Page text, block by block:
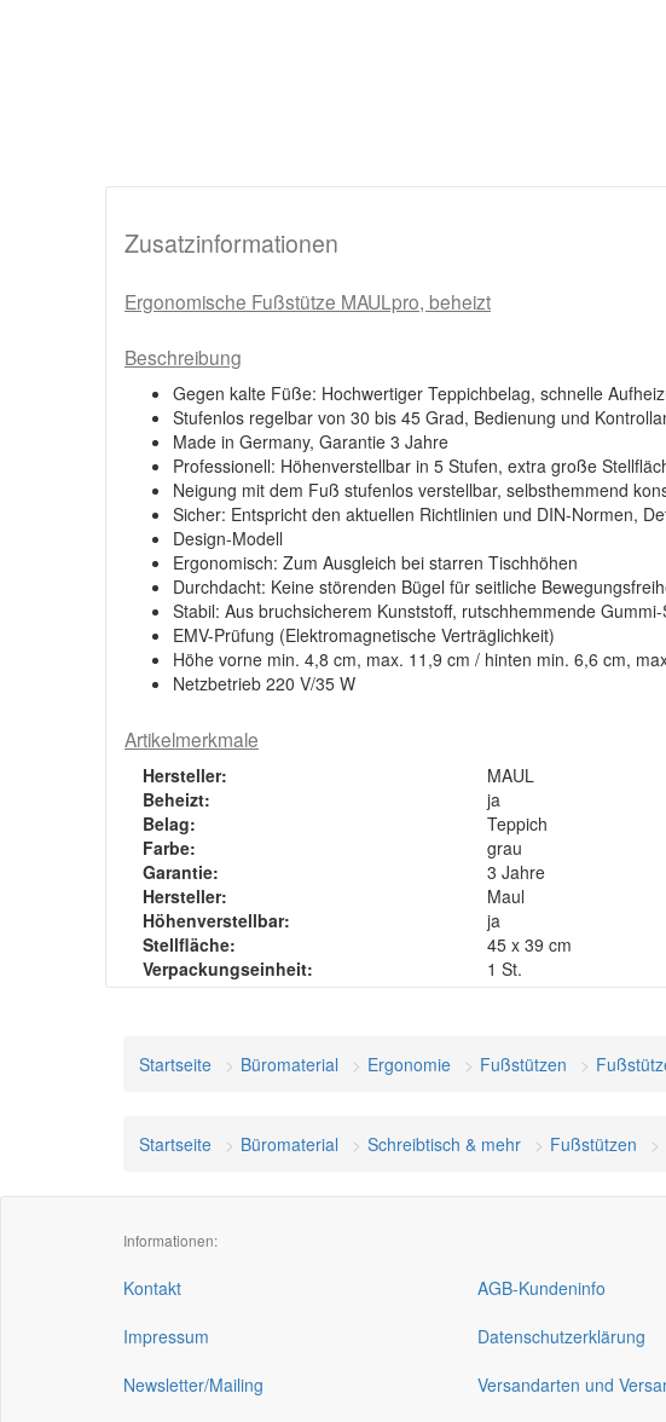
Zusatzinformationen
Ergonomische Fußstütze MAULpro, beheizt
Beschreibung
Gegen kalte Füße: Hochwertiger Teppichbelag, schnelle
Stufenlos regelbar von 30 bis 45 Grad, Bedienung und
Made in Germany, Garantie 3 Jahre
Professionell: Höhenverstellbar in 5 Stufen, extra große
Neigung mit dem Fuß stufenlos verstellbar, selbsthemmend
Sicher: Entspricht den aktuellen Richtlinien und DIN-Normen,
Design-Modell
Ergonomisch: Zum Ausgleich bei starren Tischhöhen
Durchdacht: Keine störenden Bügel für seitliche
Stabil: Aus bruchsicherem Kunststoff, rutschhemmende
EMV-Prüfung (Elektromagnetische Verträglichkeit)
Höhe vorne min. 4,8 cm, max. 11,9 cm / hinten min. 6,6 cm,
Netzbetrieb 220 V/35 W
Artikelmerkmale
Hersteller:
MAUL
Beheizt:
ja
Belag:
Teppich
Farbe:
grau
Garantie:
3 Jahre
Hersteller:
Maul
Höhenverstellbar:
ja
Stellfläche:
45 x 39 cm
Verpackungseinheit:
1 St.
Startseite Büromaterial Ergonomie Fußstützen
Startseite Büromaterial Schreibtisch & mehr Fußstützen
Informationen:
Kontakt
Impressum
Newsletter/Mailing
AGB-Kundeninfo
Datenschutzerklärung
Versandarten und